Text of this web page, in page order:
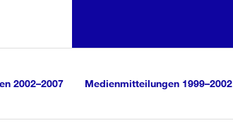
2002–2007 Medienmitteilungen 1999–2002